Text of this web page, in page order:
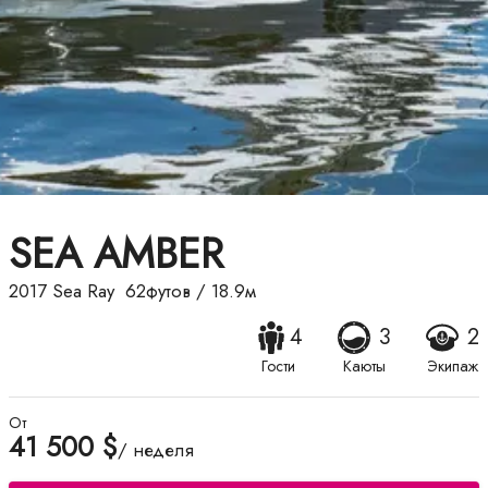
SEA AMBER
2017 Sea Ray 62футов / 18.9м
4
Гости
3
Каюты
2
Экипаж
От
41 500 $/ неделя